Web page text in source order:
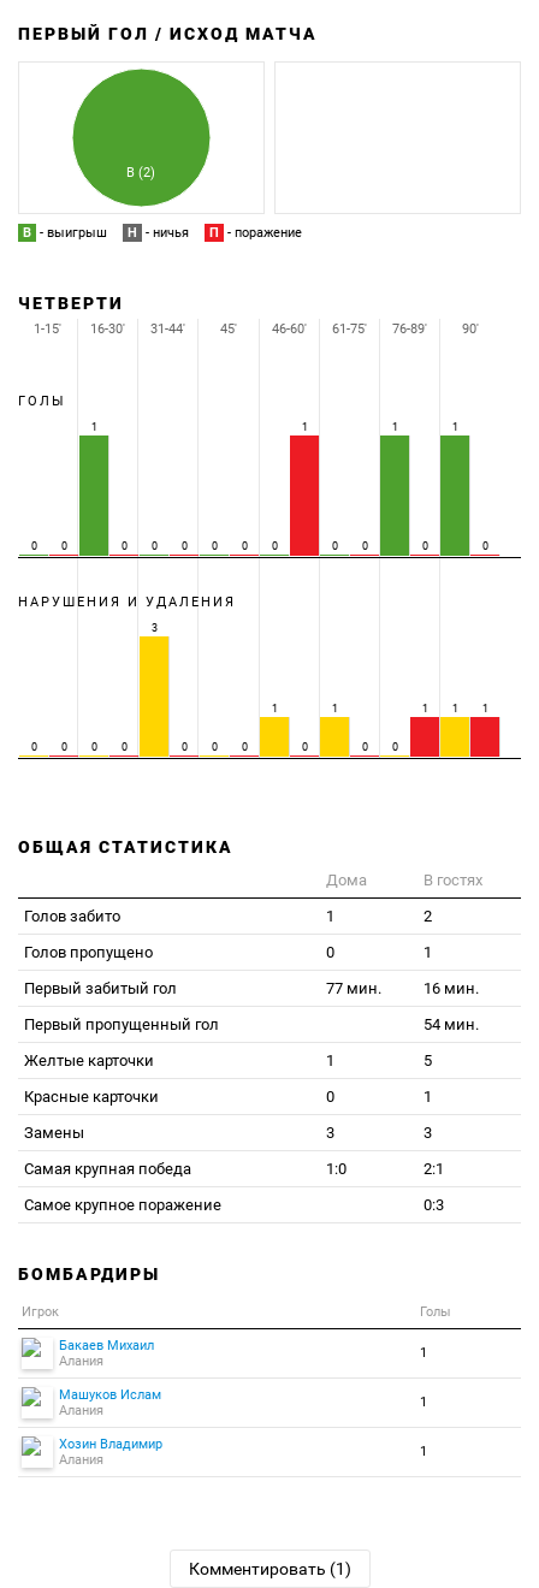
ПЕРВЫЙ ГОЛ / ИСХОД МАТЧА
В (2)
В - выигрыш Н - ничья П - поражение
ЧЕТВЕРТИ
ГОЛЫ
0 0
1
0 0 0 0 0 0
1
0 0
1
0
1
0
НАРУШЕНИЯ И УДАЛЕНИЯ
0 0 0 0
3
0 0 0
1
0
1
0 0
1 1 1
1-15' 16-30' 31-44' 45' 46-60' 61-75' 76-89' 90'
ОБЩАЯ СТАТИСТИКА
Дома
В гостях
Голов забито
1
2
Голов пропущено
0
1
Первый забитый гол
77 мин.
16 мин.
Первый пропущенный гол
54 мин.
Желтые карточки
1
5
Красные карточки
0
1
Замены
3
3
Самая крупная победа
1:0
2:1
Самое крупное поражение
0:3
БОМБАРДИРЫ
Игрок Голы
Бакаев Михаил
Алания
1
Машуков Ислам
Алания
1
Хозин Владимир
Алания
1
Комментировать (1)